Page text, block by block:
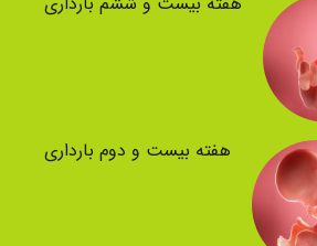
هفته بیست و دوم بارداری